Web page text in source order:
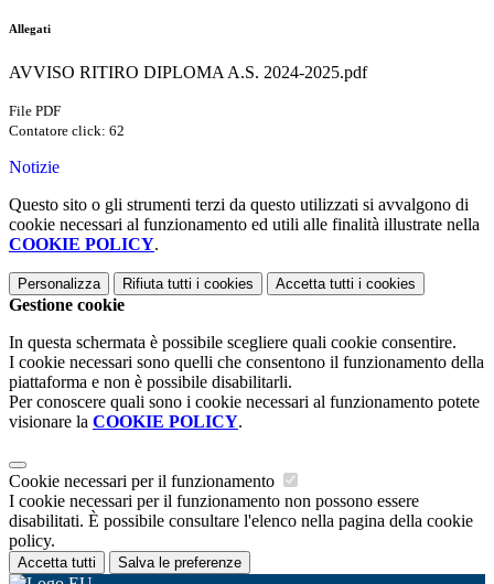
Allegati
AVVISO RITIRO DIPLOMA A.S. 2024-2025.pdf
File PDF
Contatore click: 62
Notizie
Questo sito o gli strumenti terzi da questo utilizzati si avvalgono di
cookie necessari al funzionamento ed utili alle finalità illustrate nella
COOKIE POLICY.
Personalizza Rifiuta tutti i cookies Accetta tutti i cookies
Gestione cookie
In questa schermata è possibile scegliere quali cookie consentire.
I cookie necessari sono quelli che consentono il funzionamento della
piattaforma e non è possibile disabilitarli.
Per conoscere quali sono i cookie necessari al funzionamento potete
visionare la COOKIE POLICY.
Cookie necessari per il funzionamento
I cookie necessari per il funzionamento non possono essere
disabilitati. È possibile consultare l'elenco nella pagina della cookie
policy.
Accetta tutti Salva le preferenze